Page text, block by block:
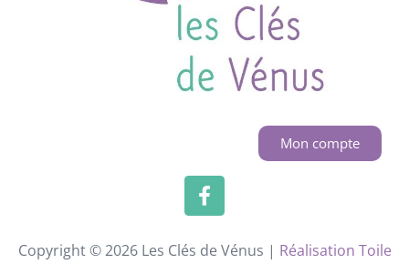
Mon compte
Copyright © 2026 Les Clés de Vénus | Réalisation Toile